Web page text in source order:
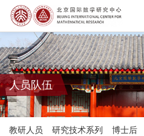
人员队伍
教研人员 研究技术系列 博士后